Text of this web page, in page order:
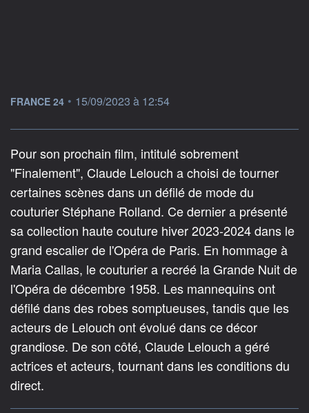
information fournie par
FRANCE 24 • 15/09/2023 à 12:54
Pour son prochain film, intitulé sobrement
"Finalement", Claude Lelouch a choisi de tourner
certaines scènes dans un défilé de mode du
couturier Stéphane Rolland. Ce dernier a présenté
sa collection haute couture hiver 2023-2024 dans le
grand escalier de l'Opéra de Paris. En hommage à
Maria Callas, le couturier a recréé la Grande Nuit de
l'Opéra de décembre 1958. Les mannequins ont
défilé dans des robes somptueuses, tandis que les
acteurs de Lelouch ont évolué dans ce décor
grandiose. De son côté, Claude Lelouch a géré
actrices et acteurs, tournant dans les conditions du
direct.